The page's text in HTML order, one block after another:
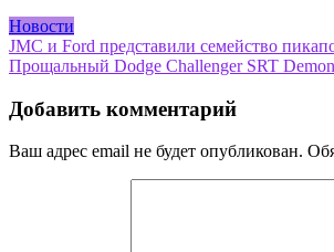
Новости
Навигация
по
записям
JMC и Ford представили семейство
Прощальный Dodge Challenger SRT
Добавить комментарий
Ваш адрес email не будет опубликован.